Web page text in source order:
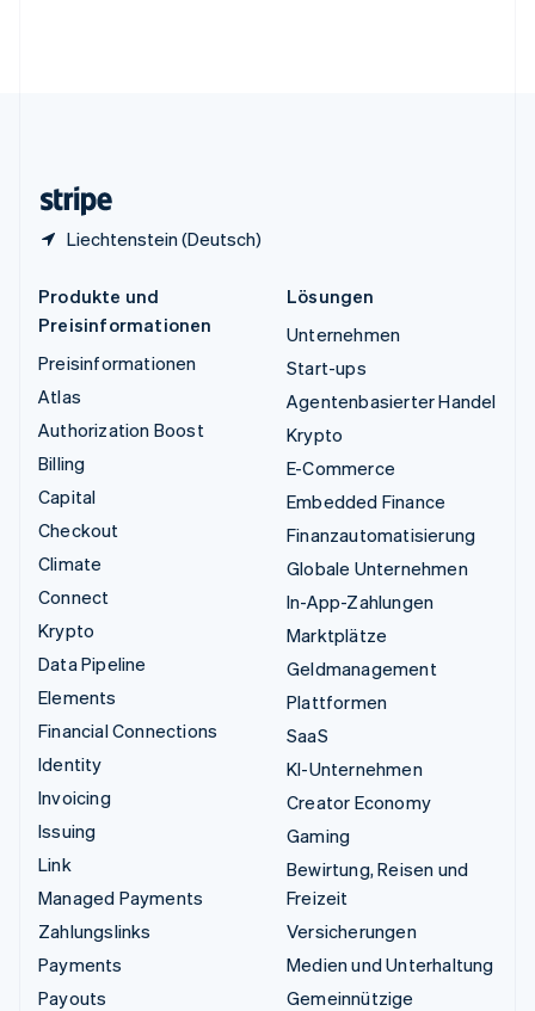
Liechtenstein (Deutsch)
Produkte und
Preisinformationen
Preisinformationen
Atlas
Authorization Boost
Billing
Capital
Checkout
Climate
Connect
Krypto
Data Pipeline
Elements
Financial Connections
Identity
Invoicing
Issuing
Link
Managed Payments
Zahlungslinks
Payments
Payouts
Lösungen
Unternehmen
Start-ups
Agentenbasierter Handel
Krypto
E-Commerce
Embedded Finance
Finanzautomatisierung
Globale Unternehmen
In-App-Zahlungen
Marktplätze
Geldmanagement
Plattformen
SaaS
KI-Unternehmen
Creator Economy
Gaming
Bewirtung, Reisen und
Freizeit
Versicherungen
Medien und Unterhaltung
Gemeinnützige